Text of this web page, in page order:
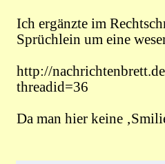
Ich ergänzte im
Sprüchlein um eine
http://
threadid=36
Da man hier keine